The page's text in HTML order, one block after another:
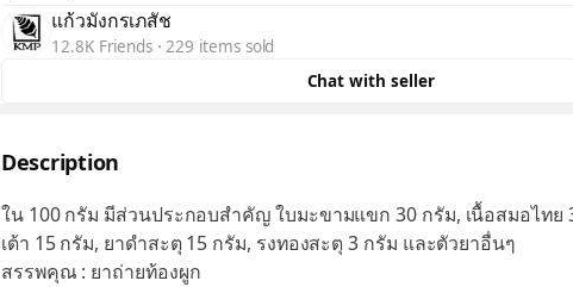
แก้วมังกรเภสัช
12.8K Friends 229 items sold
Chat with seller
Description
ใน 100 กรัม มีส่วนประกอบสำคัญ ใบมะขามแขก 30 กรัม, เนื้อสมอไทย
เต้า 15 กรัม, ยาดำสะตุ 15 กรัม, รงทองสะตุ 3 กรัม และตัวยาอื่นๆ
สรรพคุณ : ยาถ่ายท้องผูก